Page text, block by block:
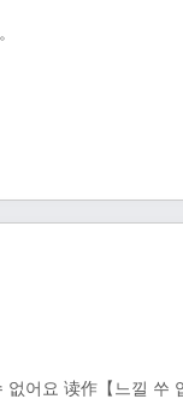
어요 读作【느낄 쑤